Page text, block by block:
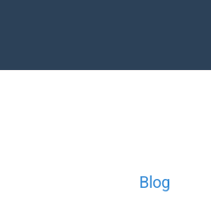
Blog